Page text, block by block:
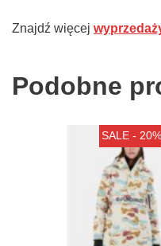
Znajdź więcej
Podobne
SALE - 20%